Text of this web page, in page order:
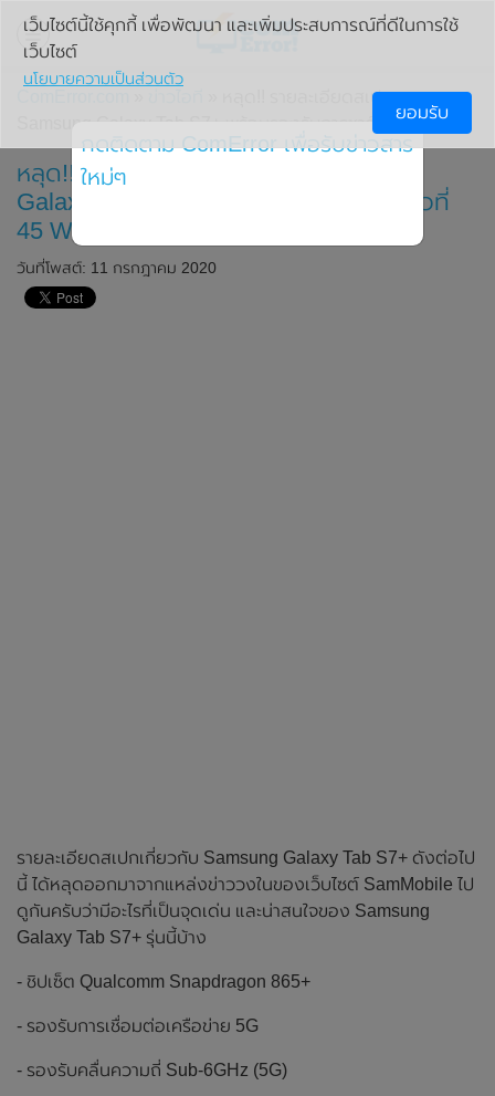
» หลุด!! รายละเอียดสเปกของ
Samsung Galaxy Tab S7+ พร้อมรองรับการชาร์จไวที่ 45 W
หลุด!! รายละเอียดสเปกของ Samsung
Galaxy Tab S7+ พร้อมรองรับการชาร์จไวที่
45 W
วันที่โพสต์: 11 กรกฎาคม 2020
รายละเอียดสเปกเกี่ยวกับ Samsung Galaxy Tab S7+ ดังต่อไป
นี้ ได้หลุดออกมาจากแหล่งข่าววงในของเว็บไซต์ SamMobile ไป
ดูกันครับว่ามีอะไรที่เป็นจุดเด่น และน่าสนใจของ Samsung
Galaxy Tab S7+ รุ่นนี้บ้าง
- ชิปเซ็ต Qualcomm Snapdragon 865+
- รองรับการเชื่อมต่อเครือข่าย 5G
- รองรับคลื่นความถี่ Sub-6GHz (5G)
เว็บไซต์นี้ใช้คุกกี้ เพื่อพัฒนา และเพิ่มประสบการณ์ที่ดีในการใช้
เว็บไซต์
นโยบายความเป็นส่วนตัว
ยอมรับ
กดติดตาม ComError เพื่อรับข่าวสาร
ใหม่ๆ